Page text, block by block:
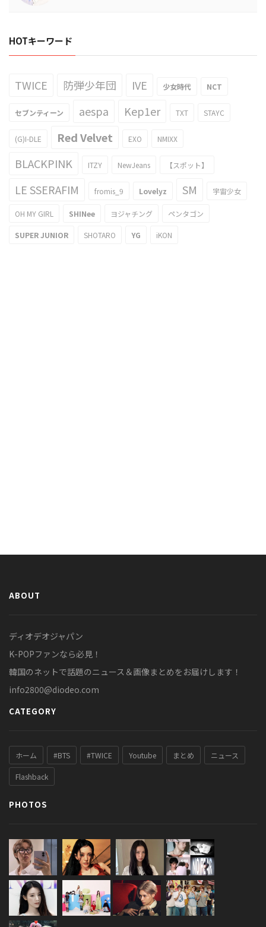
HOTキーワード
TWICE 防弾少年団 IVE 少女時代 NCT
セブンティーン aespa Kep1er TXT STAYC
(G)I-DLE Red Velvet EXO NMIXX
BLACKPINK ITZY NewJeans 【スポット】
LE SSERAFIM fromis_9 Lovelyz SM 宇宙少女
OH MY GIRL SHINee ヨジャチング ペンタゴン
SUPER JUNIOR SHOTARO YG iKON
ABOUT
ディオデオジャパン
K-POPファンなら必見！
韓国のネットで話題のニュース＆画像まとめをお届けします！
info2800@diodeo.com
CATEGORY
ホーム #BTS #TWICE Youtube まとめ ニュース
Flashback
PHOTOS